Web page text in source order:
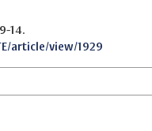
14.
article/view/1929